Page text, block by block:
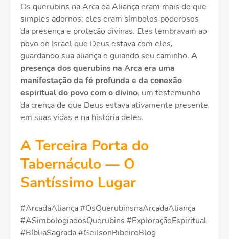
Os querubins na Arca da Aliança eram mais do que
simples adornos; eles eram símbolos poderosos
da presença e proteção divinas. Eles lembravam ao
povo de Israel que Deus estava com eles,
guardando sua aliança e guiando seu caminho. A
presença dos querubins na Arca era uma
manifestação da fé profunda e da conexão
espiritual do povo com o divino, um testemunho
da crença de que Deus estava ativamente presente
em suas vidas e na história deles.
A Terceira Porta do
Tabernáculo — O
Santíssimo Lugar
#ArcadaAliança #OsQuerubinsnaArcadaAliança
#ASimbologiadosQuerubins #ExploraçãoEspiritual
#BíbliaSagrada #GeilsonRibeiroBlog